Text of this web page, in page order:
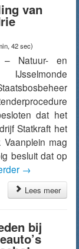
van
42 sec)
– Natuur- en
IJsselmonde
dat het
Statkraft het
Vaanplein mag
besluit dat op
→
Lees meer
bij